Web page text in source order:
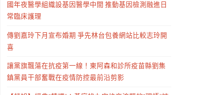
國年夜醫學組織設基因醫學中間 推動基因檢測融進日
常臨床護理
傳劉嘉玲下月宣布婚期 爭先林台包養網站比較志玲開
喜
讓黨旗飄蕩在抗疫第一線！東阿森和診所疫苗縣劉集
鎮黨員干部奮戰在疫情防控最前沿剪影